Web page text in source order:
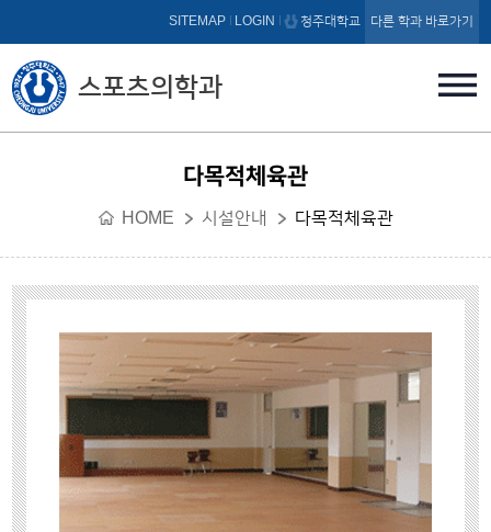
본문 바로가기
스포츠의학과
SITEMAP LOGIN 청주대학교 다른 학과 바로가기
다목적체육관
HOME 시설안내 다목적체육관